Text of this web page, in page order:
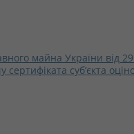
майна України від
суб’єкта